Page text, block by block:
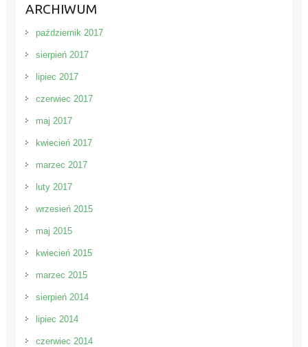
ARCHIWUM
październik 2017
sierpień 2017
lipiec 2017
czerwiec 2017
maj 2017
kwiecień 2017
marzec 2017
luty 2017
wrzesień 2015
maj 2015
kwiecień 2015
marzec 2015
sierpień 2014
lipiec 2014
czerwiec 2014